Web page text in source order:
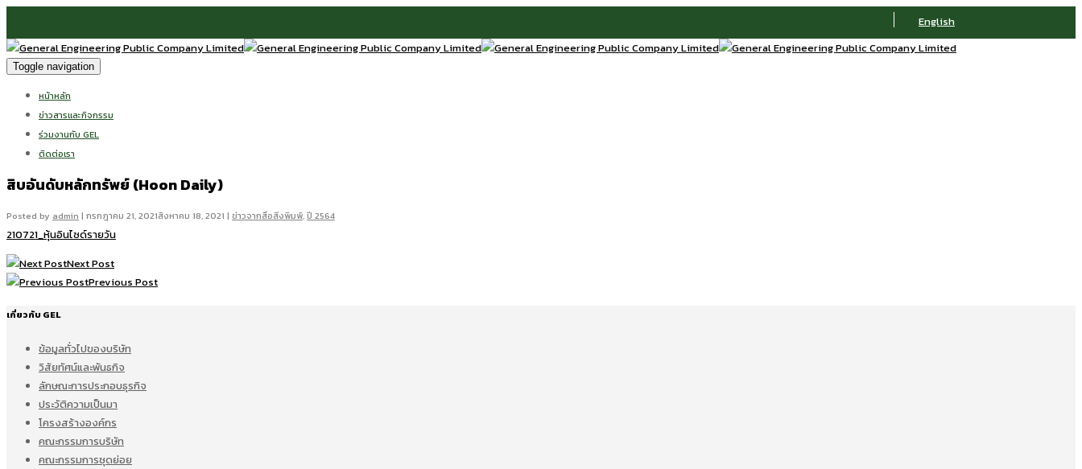
English
Toggle navigation
หน้าหลัก
ข่าวสารและกิจกรรม
ร่วมงานกับ GEL
ติดต่อเรา
สิบอันดับหลักทรัพย์ (Hoon Daily)
Posted by admin | กรกฎาคม 21, 2021สิงหาคม 18, 2021 | ข่าวจากสื่อสิ่งพิมพ์,ปี 2564
210721_หุ้นอินไซด์รายวัน
Next Post
Previous Post
เกี่ยวกับ GEL
ข้อมูลทั่วไปของบริษัท
วิสัยทัศน์และพันธกิจ
ลักษณะการประกอบธุรกิจ
ประวัติความเป็นมา
โครงสร้างองค์กร
คณะกรรมการบริษัท
คณะกรรมการชุดย่อย